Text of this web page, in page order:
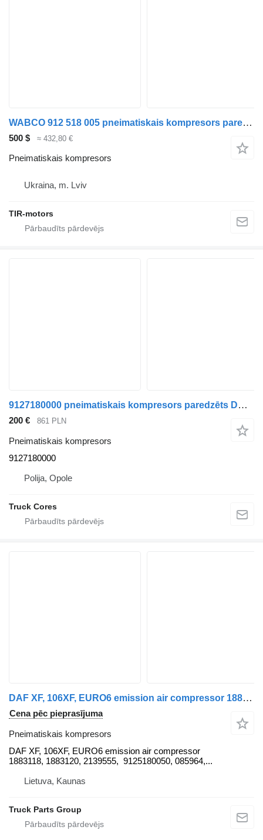
WABCO 912 518 005 pneimatiskais kompresors paredzēts DAF 106 vilcēja
500 $ ≈ 432,80 €
Pneimatiskais kompresors
Ukraina, m. Lviv
TIR-motors
9127180000 pneimatiskais kompresors paredzēts DAF XF 106 vilcēja
200 € 861 PLN
Pneimatiskais kompresors
9127180000
Polija, Opole
Truck Cores
DAF XF, 106XF, EURO6 emission air compressor 1883118, 1883120, 21395 DAF pneimatiskais kompresors paredzēts DAF DAF XF, 106XF, EURO6 emission air compressor 1883118, 1883120, 2139555, 9125180050, 085964, 8695955159, 1940544, 1863427 vilcēja
Cena pēc pieprasījuma
Pneimatiskais kompresors
DAF XF, 106XF, EURO6 emission air compressor
1883118, 1883120, 2139555, 9125180050, 085964,...
Lietuva, Kaunas
Truck Parts Group